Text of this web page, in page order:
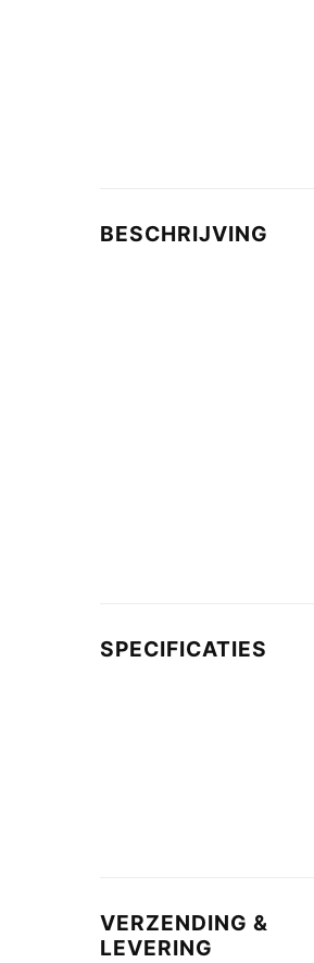
BESCHRIJVING
SPECIFICATIES
VERZENDING &
LEVERING